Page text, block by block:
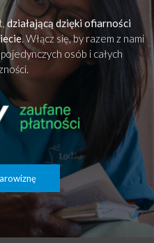
działającą dzięki ofiarności
. Włącz się, by razem z nami
osób i całych